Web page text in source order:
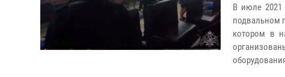
В июле 2021
подвальном
котором в